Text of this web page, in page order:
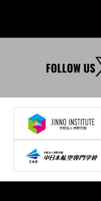
FOLLOW US